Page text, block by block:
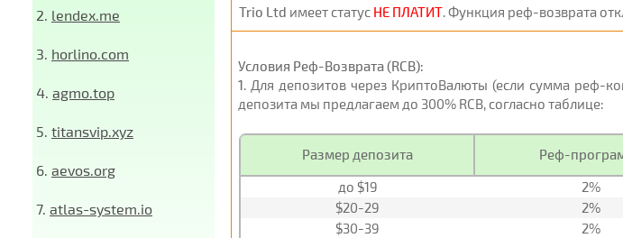
2. lendex.me
3. horlino.com
4. agmo.top
5. titansvip.xyz
6. aevos.org
7. atlas-system.io
Trio Ltd имеет статус НЕ ПЛАТИТ. Функция реф-возврата
Условия Реф-Возврата (RCB):
1. Для депозитов через КриптоВалюты (если сумма реф-
депозита мы предлагаем до 300% RCB, согласно таблице:
Размер депозита Реф-
до $19
2%
$20-29
2%
$30-39
2%